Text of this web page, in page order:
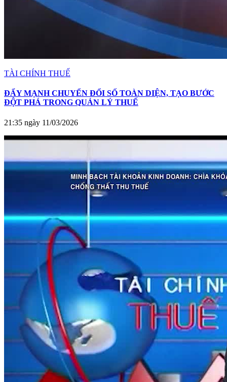
TÀI CHÍNH THUẾ
ĐẨY MẠNH CHUYỂN ĐỔI SỐ TOÀN DIỆN, TẠO BƯỚC
ĐỘT PHÁ TRONG QUẢN LÝ THUẾ
21:35 ngày 11/03/2026